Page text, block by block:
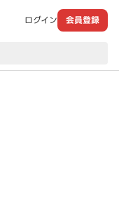
ログイン 会員登録